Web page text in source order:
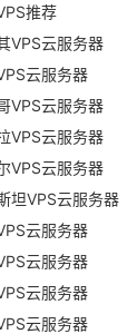
推荐
VPS云服务器
云服务器
VPS云服务器
VPS云服务器
VPS云服务器
坦VPS云服务器
云服务器
云服务器
云服务器
云服务器